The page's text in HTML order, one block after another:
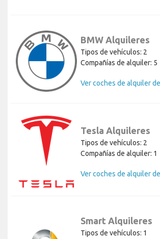
BMW Alquileres
Tipos de vehículos: 2
Compañías de alquiler: 5
Ver coches de alquiler
Tesla Alquileres
Tipos de vehículos: 2
Compañías de alquiler: 1
Ver coches de alquiler
Smart Alquileres
Tipos de vehículos: 1